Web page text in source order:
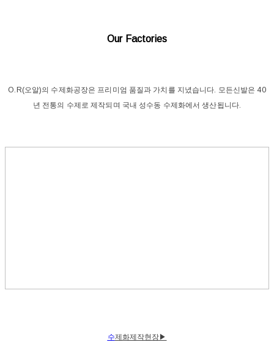
Our Factories
O.R(오알)의 수제화공장은 프리미엄 품질과 가치를 지녔습니다. 모든신발은 40
년 전통의 수제로 제작되며 국내 성수동 수제화에서 생산됩니다.
수제화제작현장▶